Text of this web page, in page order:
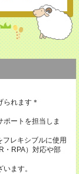
られます＊
ートを担当しま
レキシブルに使用
・RPA）対応や部
ます。